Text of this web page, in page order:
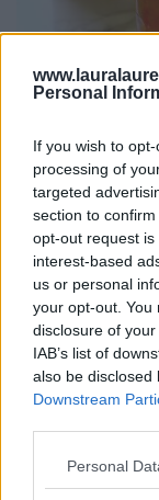
Personal
If you wish to
processing of
targeted
section to
opt-out request
interest-based
us or personal
your opt-out. You
disclosure of
IAB’s list of
also be disclosed
Downstream
Personal
Dulceață de